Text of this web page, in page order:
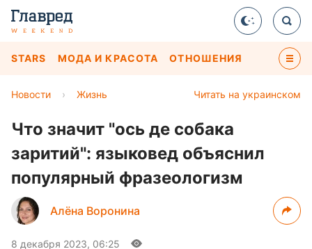
STARS МОДА И КРАСОТА ОТНОШЕНИЯ
Читать на украинском
Новости › Жизнь
Что значит "ось де собака
заритий": языковед объяснил
популярный фразеологизм
Алёна Воронина
8 декабря 2023, 06:25